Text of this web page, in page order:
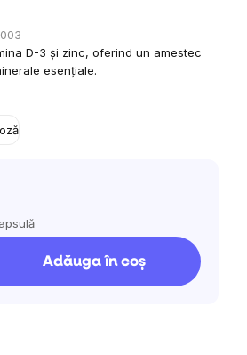
D-3 și zinc, oferind un amestec
esențiale.
Adăuga în coş